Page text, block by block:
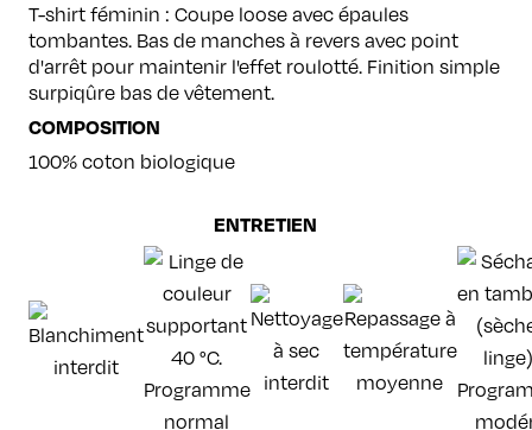
T-shirt féminin : Coupe loose avec épaules
tombantes. Bas de manches à revers avec point
d'arrêt pour maintenir l'effet roulotté. Finition simple
surpiqûre bas de vêtement.
COMPOSITION
100% coton biologique
ENTRETIEN